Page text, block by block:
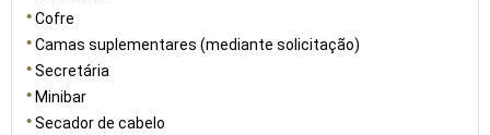
Cofre
Camas suplementares (mediante solicitação)
Secretária
Minibar
Secador de cabelo